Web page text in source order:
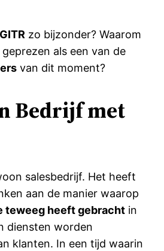
GITR zo bijzonder? Waarom
als een van de
van dit moment?
Bedrijf met
salesbedrijf. Het heeft
aan de manier waarop
teweeg heeft gebracht in
diensten worden
klanten. In een tijd waarin